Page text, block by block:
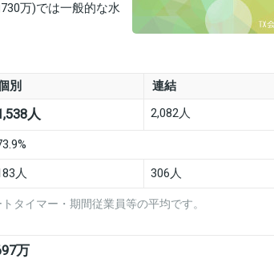
万)では一般的な水
別
連結
人 2,082人
人 306人
タイマー・期間従業員等の平均です。
万